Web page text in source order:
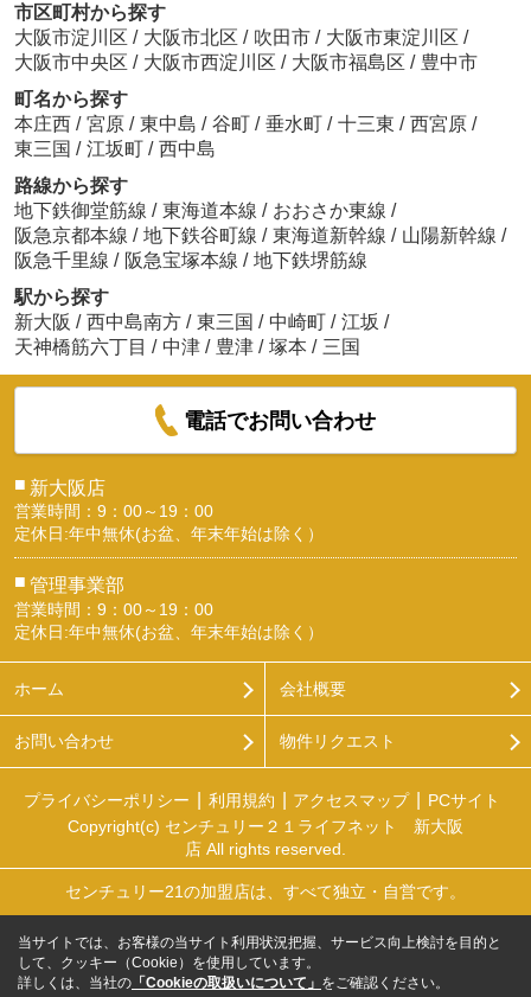
市区町村から探す
大阪市淀川区 / 大阪市北区 / 吹田市 / 大阪市東淀川区 /
大阪市中央区 / 大阪市西淀川区 / 大阪市福島区 / 豊中市
町名から探す
本庄西 / 宮原 / 東中島 / 谷町 / 垂水町 / 十三東 / 西宮原 /
東三国 / 江坂町 / 西中島
路線から探す
地下鉄御堂筋線 / 東海道本線 / おおさか東線 /
阪急京都本線 / 地下鉄谷町線 / 東海道新幹線 / 山陽新幹線 /
阪急千里線 / 阪急宝塚本線 / 地下鉄堺筋線
駅から探す
新大阪 / 西中島南方 / 東三国 / 中崎町 / 江坂 /
天神橋筋六丁目 / 中津 / 豊津 / 塚本 / 三国
電話でお問い合わせ
■ 新大阪店
営業時間：9：00～19：00
定休日:年中無休(お盆、年末年始は除く）
■ 管理事業部
営業時間：9：00～19：00
定休日:年中無休(お盆、年末年始は除く）
ホーム 会社概要
お問い合わせ 物件リクエスト
プライバシーポリシー 利用規約 アクセスマップ
PCサイト
Copyright(c) センチュリー２１ライフネット 新大阪
店 All rights reserved.
センチュリー21の加盟店は、すべて独立・自営です。
当サイトでは、お客様の当サイト利用状況把握、サービス向上検討を目的と
して、クッキー（Cookie）を使用しています。
詳しくは、当社の 「Cookieの取扱いについて」 をご確認ください。